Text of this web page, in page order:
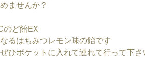
ませんか？
のど飴EX
るはちみつレモン味の飴です
ひポケットに入れて連れて行って下